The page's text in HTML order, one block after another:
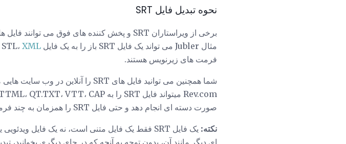
نحوه تبدیل فایل SRT
مثال Jubler می تواند یک فایل SRT باز را به یک فایل SSA، SUB، TXT، ASS، STL،
XML
فرمت های زیرنویس هستند.
صورت دسته ای انجام دهد و حتی فایل SRT را همزمان به چند فرمت تبدیل می کند.
نکته: یک فایل SRT فقط یک فایل متنی است، نه یک فایل ویدئویی یا صوتی. شما نمیتوانید SRT را به